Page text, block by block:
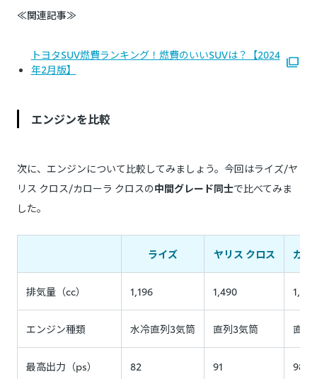
≪関連記事≫
トヨタSUV燃費ランキング！燃費のいいSUVは？【2024
年2月版】
エンジンを比較
次に、エンジンについて比較してみましょう。今回はライズ/ヤ
リス クロス/カローラ クロスの中間グレード同士で比べてみま
した。
ライズ ヤリス クロス カロ
排気量（cc） 1,196 1,490 1,797
エンジン種類 水冷直列3気筒 直列3気筒 直列
最高出力（ps） 82 91 98